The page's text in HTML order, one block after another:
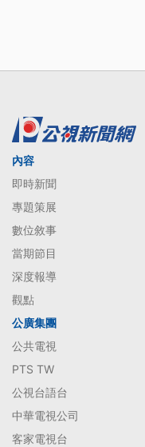
內容
即時新聞
專題策展
數位敘事
當期節目
深度報導
觀點
公廣集團
公共電視
PTS TW
公視台語台
中華電視公司
客家電視台